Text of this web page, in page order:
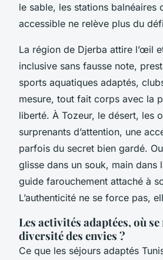
le sable, les stations balnéaires
accessible ne relève plus du
La région de Djerba attire l’œil
inclusive sans fausse note,
sports aquatiques adaptés,
mesure, tout fait corps avec la
liberté. À Tozeur, le désert, les
surprenants d’attention, une
parfois du secret bien gardé.
glisse dans un souk, main dans
guide farouchement attaché à
L’authenticité ne se force pas,
Les activités adaptées, où se
diversité des envies ?
Ce que les séjours adaptés